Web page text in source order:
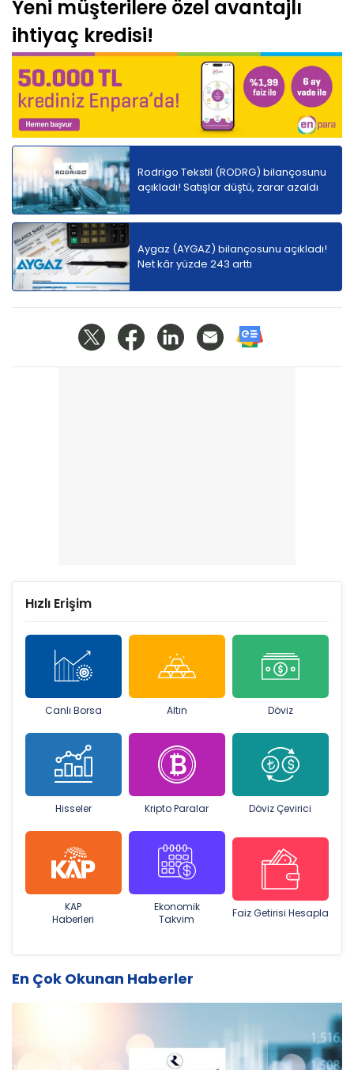
Yeni müşterilere özel avantajlı
ihtiyaç kredisi!
Rodrigo Tekstil (RODRG) bilançosunu
açıkladı! Satışlar düştü, zarar azaldı
Aygaz (AYGAZ) bilançosunu açıkladı!
Net kâr yüzde 243 arttı
Hızlı Erişim
Canlı Borsa Altın Döviz
Hisseler Kripto Paralar Döviz Çevirici
KAP
Haberleri
Ekonomik
Takvim
Faiz Getirisi Hesapla
En Çok Okunan Haberler